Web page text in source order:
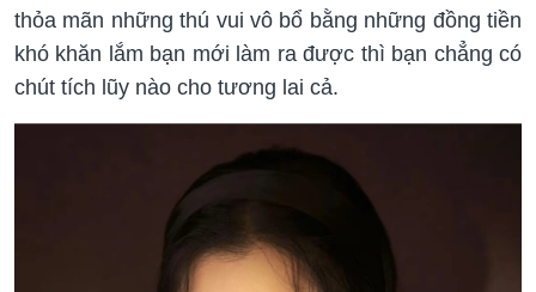
thỏa mãn những thú vui vô bổ bằng những đồng tiền
khó khăn lắm bạn mới làm ra được thì bạn chẳng có
chút tích lũy nào cho tương lai cả.